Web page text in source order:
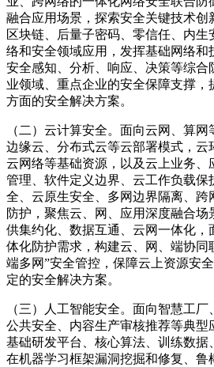
融合应用场景，探索安全关键技术创
区块链、后量子密码、零信任、内生
络和安全领域应用，发挥基础网络和
安全感知、分析、响应、决策等综合
业领域、重点企业的安全保障支撑
方面的安全解决方案。
（二）云计算安全。面向云网、算网
边缘云、分布式云等云部署模式，云
云网络等基础资源，以及云上业务、
管理、软件定义边界、云工作负载保
全、云原生安全、多网边界隔离、跨
防护，聚焦云、网、应用深度融合
供集约化、数据互通、云网一体化，
体化防护需求，构建云、网、端协同
端多网”安全管控，保障云上资源安
定的安全解决方案。
（三）人工智能安全。面向智慧工厂
公共安全、内容生产审核推荐等典型
基础研发平台、核心算法、训练数据
在机器学习框架漏洞挖掘和修复、鲁